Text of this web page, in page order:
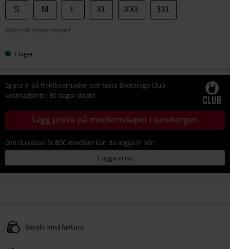
Välj
din
storlek
S M XL XXL 3XL
Mått och storlekstabell
I lager
Spara in på fraktkostnaden och testa Backstage Club
kostnadsfritt i 30 dagar direkt:
Lägg prova-på-medlemskapet i varukorgen
Om du redan är BSC-medlem kan du logga in här:
Logga in nu
Betala med faktura